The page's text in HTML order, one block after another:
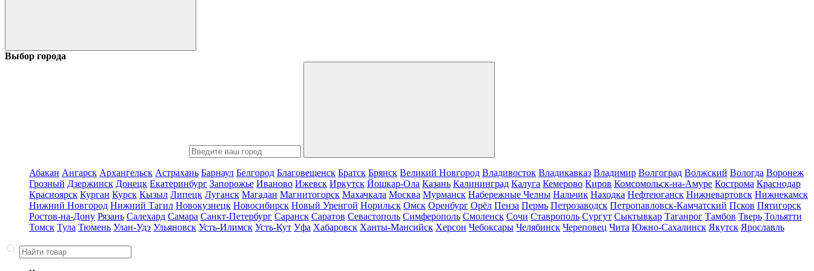
Выбор города
Абакан Ангарск Архангельск Астрахань Барнаул Белгород Благовещенск Братск Брянск Великий Новгород Владивосток Владикавказ Владимир Волгоград Волжский Вологда Воронеж
Грозный Дзержинск Донецк Екатеринбург Запорожье Иваново Ижевск Иркутск Йошкар-Ола Казань Калининград Калуга Кемерово Киров Комсомольск-на-Амуре Кострома Краснодар
Красноярск Курган Курск Кызыл Липецк Луганск Магадан Магнитогорск Махачкала Москва Мурманск Набережные Челны Нальчик Находка Нефтеюганск Нижневартовск Нижнекамск
Нижний Новгород Нижний Тагил Новокузнецк Новосибирск Новый Уренгой Норильск Омск Оренбург Орёл Пенза Пермь Петрозаводск Петропавловск-Камчатский Псков Пятигорск
Ростов-на-Дону Рязань Салехард Самара Санкт-Петербург Саранск Саратов Севастополь Симферополь Смоленск Сочи Ставрополь Сургут Сыктывкар Таганрог Тамбов Тверь Тольятти
Томск Тула Тюмень Улан-Удэ Ульяновск Усть-Илимск Усть-Кут Уфа Хабаровск Ханты-Мансийск Херсон Чебоксары Челябинск Череповец Чита Южно-Сахалинск Якутск Ярославль